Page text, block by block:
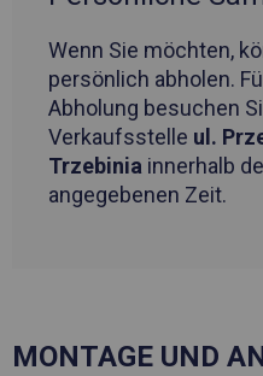
Wenn Sie möchten,
persönlich abholen.
Abholung besuchen
Verkaufsstelle ul.
Trzebinia innerhalb
angegebenen Zeit.
MONTAGE UND